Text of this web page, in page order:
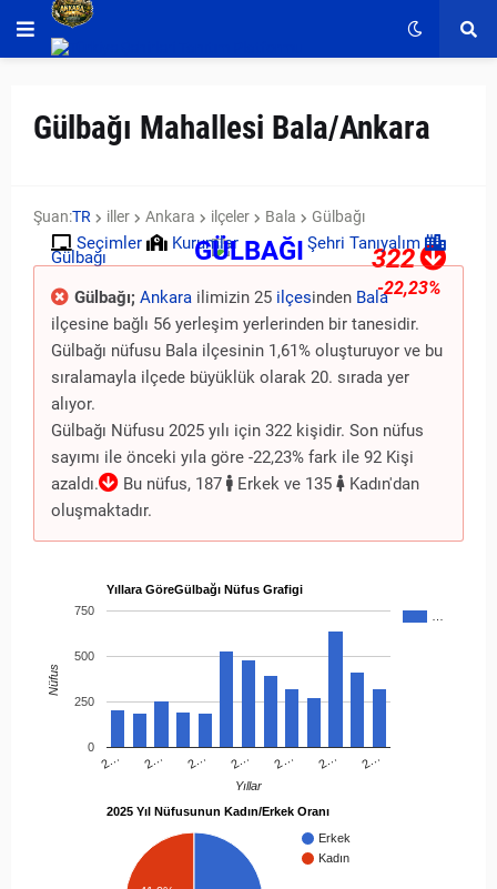
Gülbağı Mahallesi Bala/Ankara
Şuan:TR iller Ankara ilçeler Bala Gülbağı
Seçimler Kurumlar
Gülbağı 322
-22,23%
Şehri Tanıyalım
GÜLBAĞI
Gülbağı; Ankara ilimizin 25 ilçesinden Bala
ilçesine bağlı 56 yerleşim yerlerinden bir tanesidir.
Gülbağı nüfusu Bala ilçesinin 1,61% oluşturuyor ve bu
sıralamayla ilçede büyüklük olarak 20. sırada yer
alıyor.
Gülbağı Nüfusu 2025 yılı için 322 kişidir. Son nüfus
sayımı ile önceki yıla göre -22,23% fark ile 92 Kişi
azaldı.
Bu nüfus, 187 Erkek ve 135
Kadın'dan
oluşmaktadır.
Yıllara GöreGülbağı Nüfus Grafigi
2… 2… 2… 2… 2… 2… 2…
0
250
500
750
Yıllar
Nüfus
2025 Yıl Nüfusunun Kadın/Erkek Oranı
Erkek
Kadın